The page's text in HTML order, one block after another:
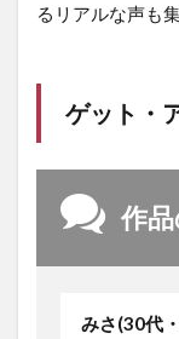
るリアルな声も
ゲット・
作
みさ(30代